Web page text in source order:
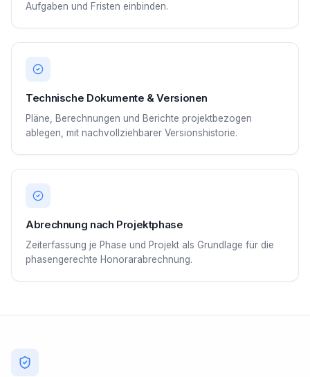
Aufgaben und Fristen einbinden.
Technische Dokumente & Versionen
Pläne, Berechnungen und Berichte projektbezogen
ablegen, mit nachvollziehbarer Versionshistorie.
Abrechnung nach Projektphase
Zeiterfassung je Phase und Projekt als Grundlage für die
phasengerechte Honorarabrechnung.